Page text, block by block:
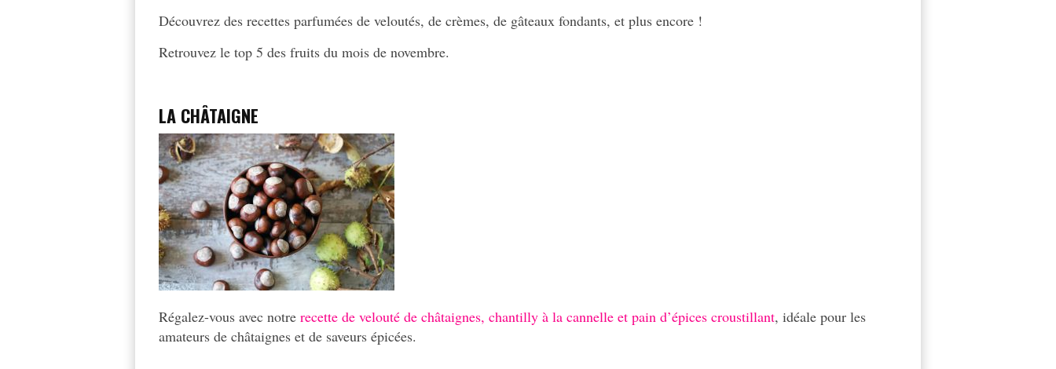
Découvrez des recettes parfumées de veloutés, de crèmes, de gâteaux fondants, et plus encore !
Retrouvez le top 5 des fruits du mois de novembre.
LA CHÂTAIGNE
Régalez-vous avec notrerecette de velouté de châtaignes, chantilly à la cannelle et pain d’épices croustillant, idéale pour les
amateurs de châtaignes et de saveurs épicées.